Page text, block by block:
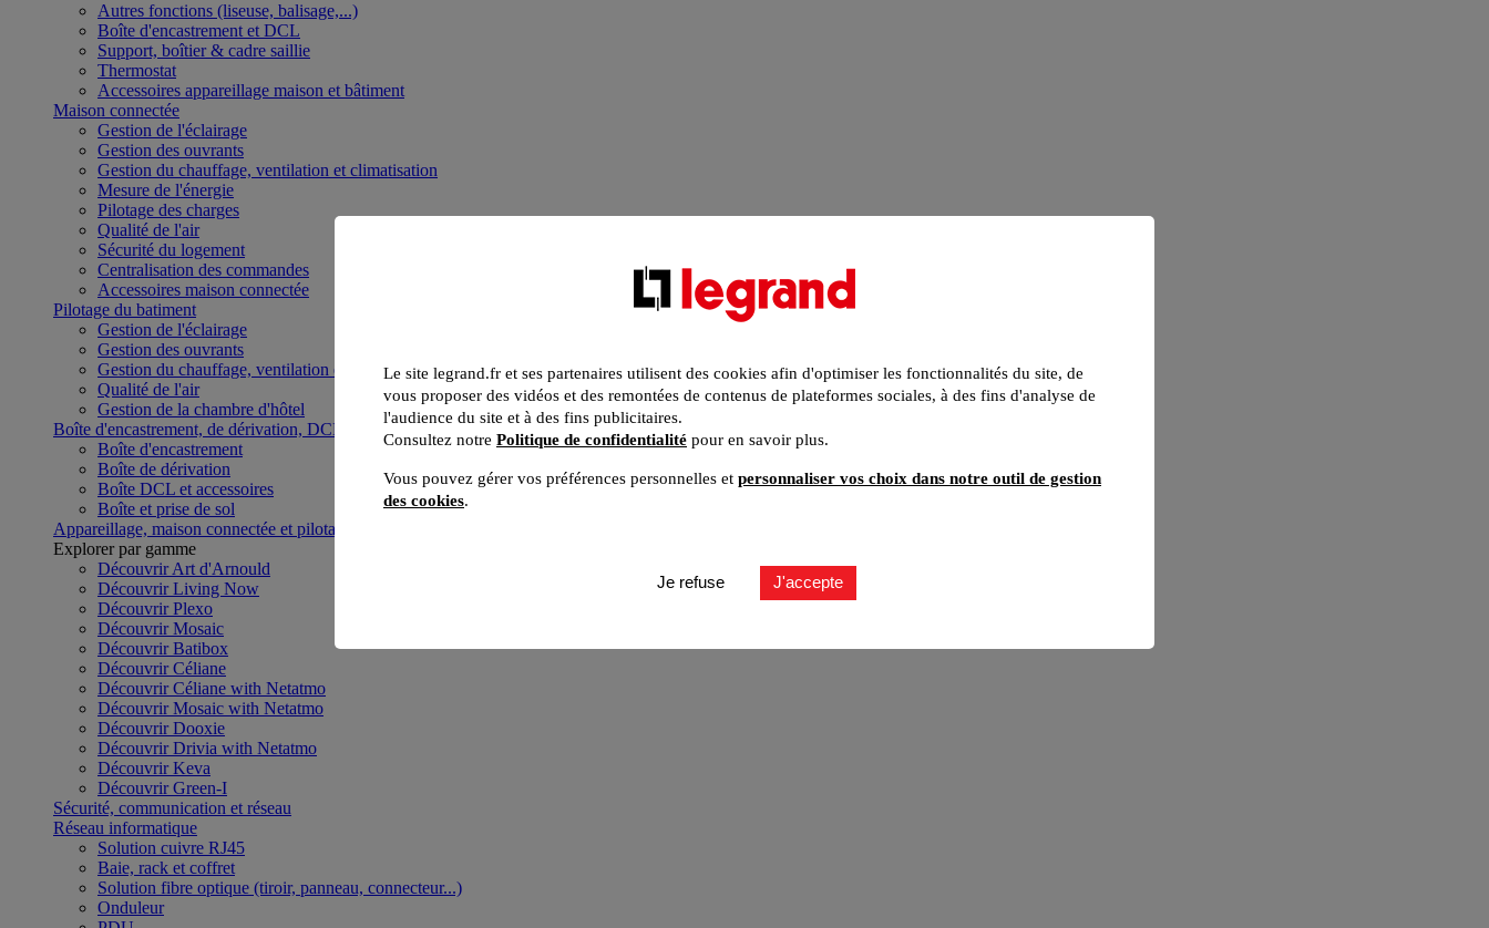
Autres fonctions (liseuse, balisage,...)
Boîte d'encastrement et DCL
Support, boîtier & cadre saillie
Thermostat
Accessoires appareillage maison et bâtiment
Maison connectée
Gestion de l'éclairage
Gestion des ouvrants
Gestion du chauffage, ventilation et climatisation
Mesure de l'énergie
Pilotage des charges
Qualité de l'air
Sécurité du logement
Centralisation des commandes
Accessoires maison connectée
Pilotage du batiment
Gestion de l'éclairage
Gestion des ouvrants
Gestion du chauffage, ventilation et climatisation
Qualité de l'air
Gestion de la chambre d'hôtel
Boîte d'encastrement, de dérivation, DCL et boîte de sol
Boîte d'encastrement
Boîte de dérivation
Boîte DCL et accessoires
Boîte et prise de sol
Appareillage, maison connectée et pilotage du bâtiment
Explorer par gamme
Découvrir Art d'Arnould
Découvrir Living Now
Découvrir Plexo
Découvrir Mosaic
Découvrir Batibox
Découvrir Céliane
Découvrir Céliane with Netatmo
Découvrir Mosaic with Netatmo
Découvrir Dooxie
Découvrir Drivia with Netatmo
Découvrir Keva
Découvrir Green-I
Sécurité, communication et réseau
Réseau informatique
Solution cuivre RJ45
Baie, rack et coffret
Solution fibre optique (tiroir, panneau, connecteur...)
Onduleur
Le site legrand.fr et ses partenaires utilisent des cookies afin d'optimiser les fonctionnalités du site, de
vous proposer des vidéos et des remontées de contenus de plateformes sociales, à des fins d'analyse de
l'audience du site et à des fins publicitaires.
Consultez notre Politique de confidentialité pour en savoir plus.
Vous pouvez gérer vos préférences personnelles et personnaliser vos choix dans notre outil de gestion
des cookies.
Je refuse J'accepte